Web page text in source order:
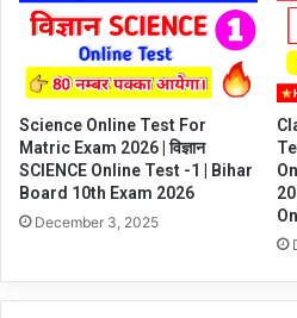
Science Online Test For
Matric Exam 2026 | विज्ञान
SCIENCE Online Test -1 | Bihar
Board 10th Exam 2026
December 3, 2025